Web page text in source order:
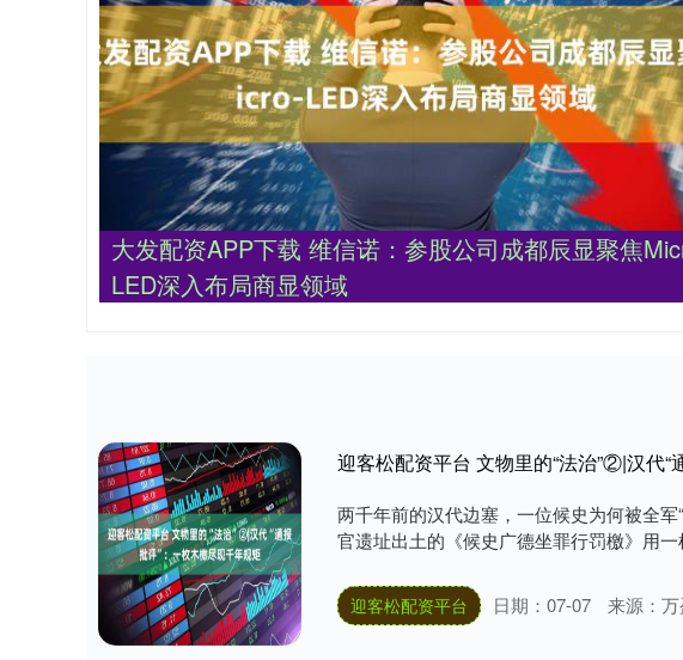
大发配资APP下载 维信诺：参股公司成都辰显聚焦
LED深入布局商显领域
迎客松配资平台 文物里的“法治”②|汉代“
两千年前的汉代边塞，一位候史为何被全
官遗址出土的《候史广德坐罪行罚檄》用
迎客松配资平台 日期：07-07 来源：